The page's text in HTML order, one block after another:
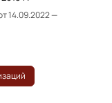
14.09.2022 —